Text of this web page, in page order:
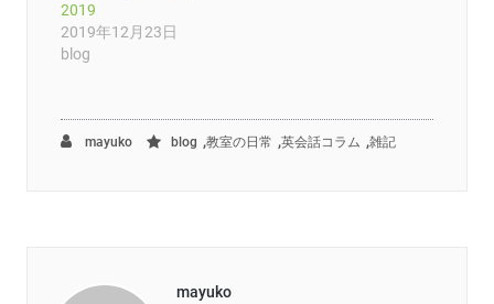
2019
2019年12月23日
blog
mayuko blog ,教室の日常 ,英会話コラム ,雑記
mayuko